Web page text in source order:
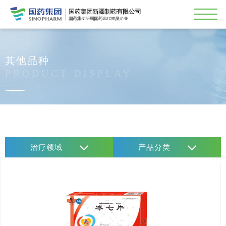
其他品种
治疗领域 产品分类